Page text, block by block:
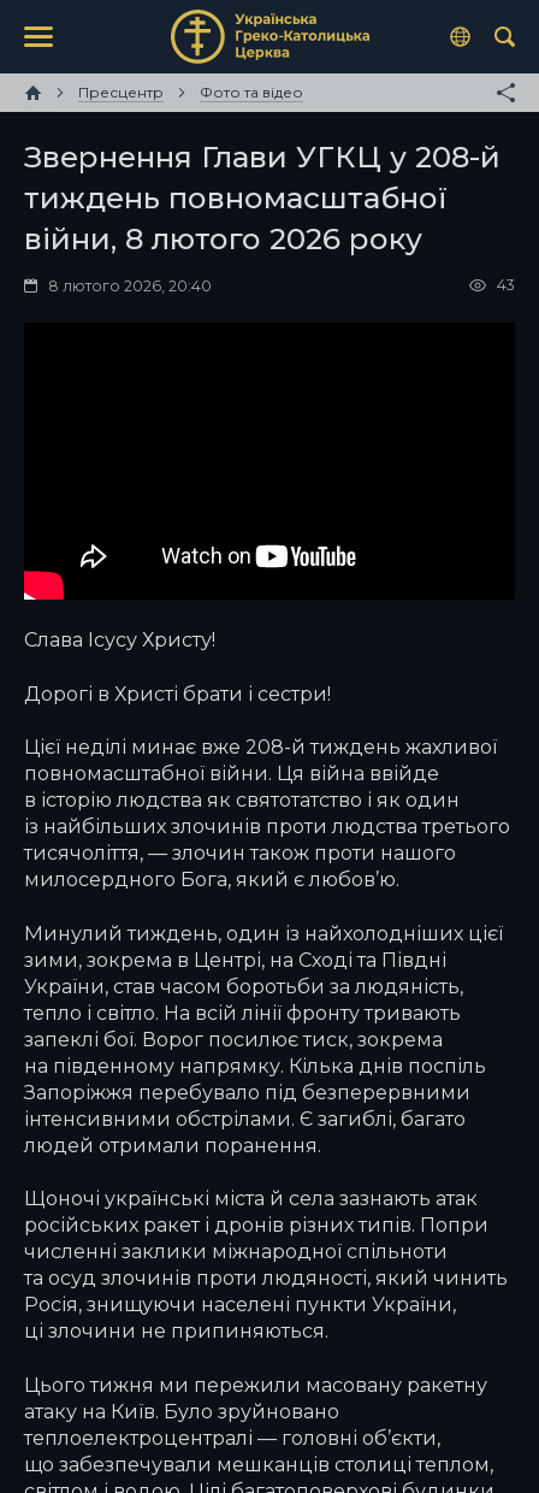
Пресцентр Фото та відео
Звернення Глави УГКЦ у 208-й
тиждень повномасштабної
війни, 8 лютого 2026 року
8 лютого 2026, 20:40 43
Слава Ісусу Христу!
Дорогі в Христі брати і сестри!
Цієї неділі минає вже 208-й тиждень жахливої
повномасштабної війни. Ця війна ввійде
в історію людства як святотатство і як один
із найбільших злочинів проти людства третього
тисячоліття, — злочин також проти нашого
милосердного Бога, який є любов’ю.
Минулий тиждень, один із найхолодніших цієї
зими, зокрема в Центрі, на Сході та Півдні
України, став часом боротьби за людяність,
тепло і світло. На всій лінії фронту тривають
запеклі бої. Ворог посилює тиск, зокрема
на південному напрямку. Кілька днів поспіль
Запоріжжя перебувало під безперервними
інтенсивними обстрілами. Є загиблі, багато
людей отримали поранення.
Щоночі українські міста й села зазнають атак
російських ракет і дронів різних типів. Попри
численні заклики міжнародної спільноти
та осуд злочинів проти людяності, який чинить
Росія, знищуючи населені пункти України,
ці злочини не припиняються.
Цього тижня ми пережили масовану ракетну
атаку на Київ. Було зруйновано
теплоелектроцентралі — головні об’єкти,
що забезпечували мешканців столиці теплом,